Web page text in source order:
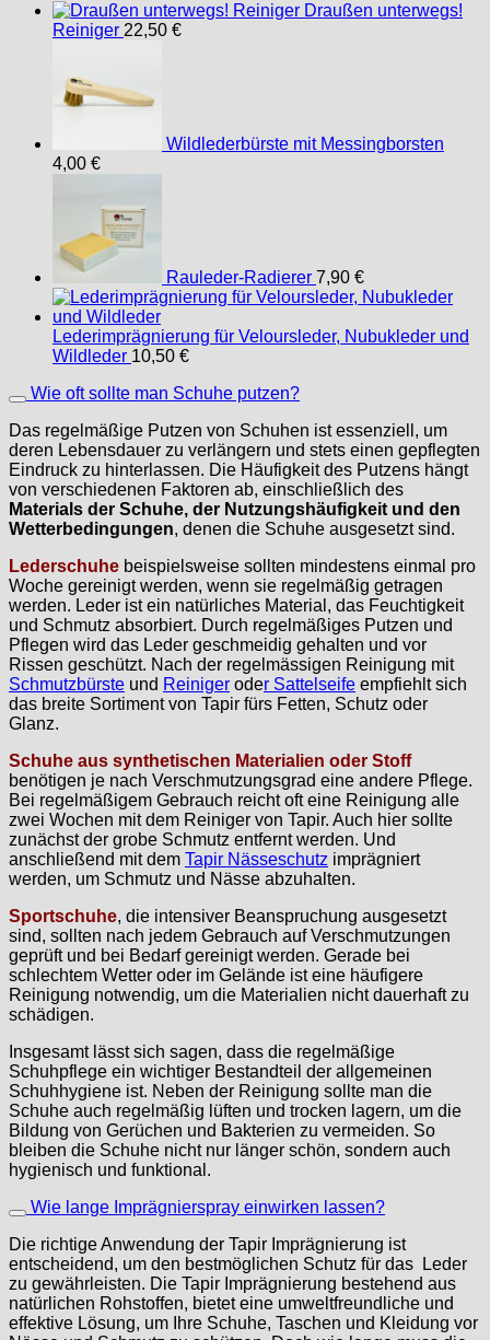
Draußen unterwegs!
Reiniger 22,50 €
Wildlederbürste mit Messingborsten
4,00 €
Rauleder-Radierer 7,90 €
Lederimprägnierung für Veloursleder, Nubukleder und
Wildleder 10,50 €
Wie oft sollte man Schuhe putzen?
Das regelmäßige Putzen von Schuhen ist essenziell, um
deren Lebensdauer zu verlängern und stets einen gepflegten
Eindruck zu hinterlassen. Die Häufigkeit des Putzens hängt
von verschiedenen Faktoren ab, einschließlich des
Materials der Schuhe, der Nutzungshäufigkeit und den
Wetterbedingungen, denen die Schuhe ausgesetzt sind.
Lederschuhe beispielsweise sollten mindestens einmal pro
Woche gereinigt werden, wenn sie regelmäßig getragen
werden. Leder ist ein natürliches Material, das Feuchtigkeit
und Schmutz absorbiert. Durch regelmäßiges Putzen und
Pflegen wird das Leder geschmeidig gehalten und vor
Rissen geschützt. Nach der regelmässigen Reinigung mit
Schmutzbürste und Reiniger oder Sattelseife empfiehlt sich
das breite Sortiment von Tapir fürs Fetten, Schutz oder
Glanz.
Schuhe aus synthetischen Material ien oder Stoff
benötigen je nach Verschmutzungsgrad eine andere Pflege.
Bei regelmäßigem Gebrauch reicht oft eine Reinigung alle
zwei Wochen mit dem Reiniger von Tapir. Auch hier sollte
zunächst der grobe Schmutz entfernt werden. Und
anschließend mit dem Tapir Nässeschutz imprägniert
werden, um Schmutz und Nässe abzuhalten.
Sportschuhe, die intensiver Beanspruchung ausgesetzt
sind, sollten nach jedem Gebrauch auf Verschmutzungen
geprüft und bei Bedarf gereinigt werden. Gerade bei
schlechtem Wetter oder im Gelände ist eine häufigere
Reinigung notwendig, um die Materialien nicht dauerhaft zu
schädigen.
Insgesamt lässt sich sagen, dass die regelmäßige
Schuhpflege ein wichtiger Bestandteil der allgemeinen
Schuhhygiene ist. Neben der Reinigung sollte man die
Schuhe auch regelmäßig lüften und trocken lagern, um die
Bildung von Gerüchen und Bakterien zu vermeiden. So
bleiben die Schuhe nicht nur länger schön, sondern auch
hygienisch und funktional.
Wie lange Imprägnierspray einwirken lassen?
Die richtige Anwendung der Tapir Imprägnierung ist
entscheidend, um den bestmöglichen Schutz für das Leder
zu gewährleisten. Die Tapir Imprägnierung bestehend aus
natürlichen Rohstoffen, bietet eine umweltfreundliche und
effektive Lösung, um Ihre Schuhe, Taschen und Kleidung vor